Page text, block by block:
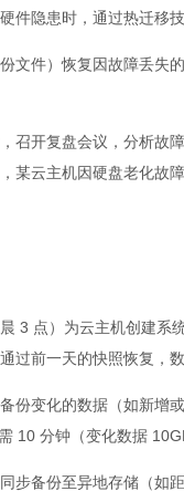
件隐患时，通过热迁移
文件）恢复因故障丢失
召开复盘会议，分析故
某云主机因硬盘老化故
3 点）为云主机创建系
过前一天的快照恢复，
份变化的数据（如新
10 分钟（变化数据
步备份至异地存储（